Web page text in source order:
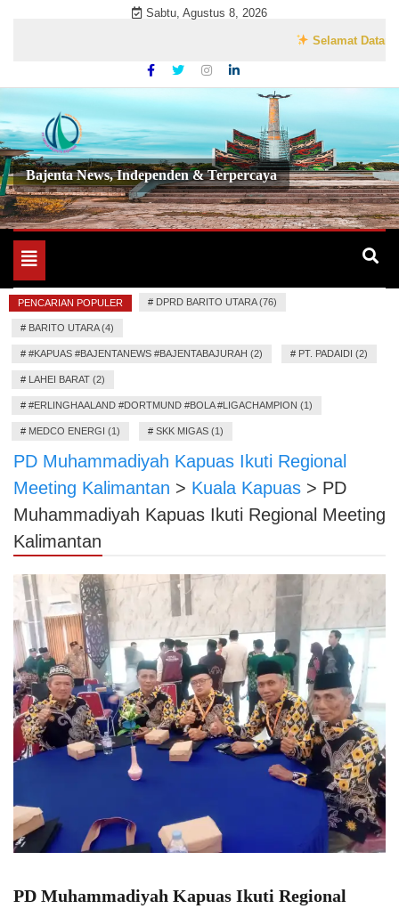
Sabtu, Agustus 8, 2026
Selamat Datang di
Bajenta News, Independen & Terpercaya
Toggle
navigation
PENCARIAN POPULER # DPRD BARITO UTARA (76)
# BARITO UTARA (4)
# #KAPUAS #BAJENTANEWS #BAJENTABAJURAH (2) # PT. PADAIDI (2)
# LAHEI BARAT (2)
# #ERLINGHAALAND #DORTMUND #BOLA #LIGACHAMPION (1)
# MEDCO ENERGI (1) # SKK MIGAS (1)
PD Muhammadiyah Kapuas Ikuti Regional
Meeting Kalimantan > Kuala Kapuas > PD
Muhammadiyah Kapuas Ikuti Regional Meeting
Kalimantan
PD Muhammadiyah Kapuas Ikuti Regional